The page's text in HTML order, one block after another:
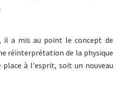
il a mis au point le concept de
réinterprétation de la physique
place à l'esprit, soit un nouveau